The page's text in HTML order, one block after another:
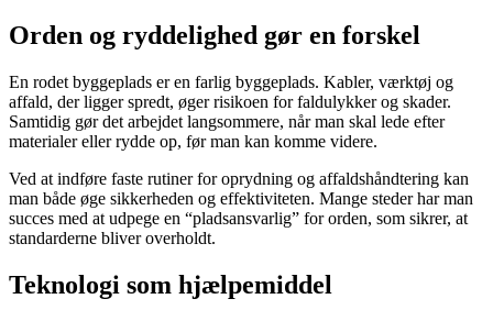
Orden og ryddelighed gør en forskel
En rodet byggeplads er en farlig byggeplads. Kabler, værktøj og
affald, der ligger spredt, øger risikoen for faldulykker og skader.
Samtidig gør det arbejdet langsommere, når man skal lede efter
materialer eller rydde op, før man kan komme videre.
Ved at indføre faste rutiner for oprydning og affaldshåndtering kan
man både øge sikkerheden og effektiviteten. Mange steder har man
succes med at udpege en “pladsansvarlig” for orden, som sikrer, at
standarderne bliver overholdt.
Teknologi som hjælpemiddel